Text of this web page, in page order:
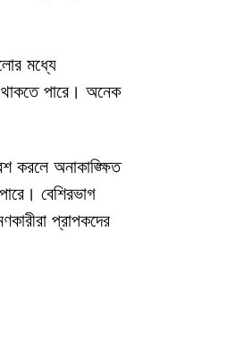
মধ্যে
পারে। অনেক
করলে অনাকাঙ্ক্ষিত
বেশিরভাগ
প্রাপকদের